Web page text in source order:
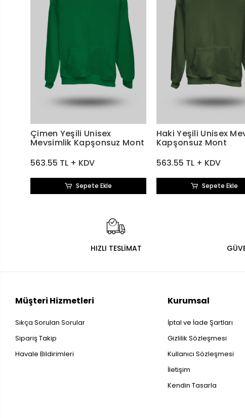
Çimen Yeşili Unisex
Mevsimlik Kapşonsuz Mont
563.55 TL + KDV
Sepete Ekle
Haki Yeşili Unisex
Kapşonsuz Mont
563.55 TL + KDV
Sepete Ekle
HIZLI TESLİMAT
Müşteri Hizmetleri
Sıkça Sorulan Sorular
Sipariş Takip
Havale Bildirimleri
Kurumsal
İptal ve İade Şartları
Gizlilik Sözleşmesi
Kullanıcı Sözleşmesi
İletişim
Kendin Tasarla